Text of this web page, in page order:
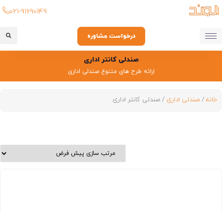
۰۲۱-۹۱۶۹۰۱۴۹
درخواست مشاوره
صندلی کانتر اداری
ارائه طرح های متنوع صندلی اداری
خانه / صندلی اداری / صندلی کانتر اداری